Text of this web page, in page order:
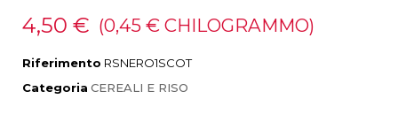
4,50 € (0,45 € CHILOGRAMMO)
Riferimento RSNERO1SCOT
Categoria CEREALI E RISO